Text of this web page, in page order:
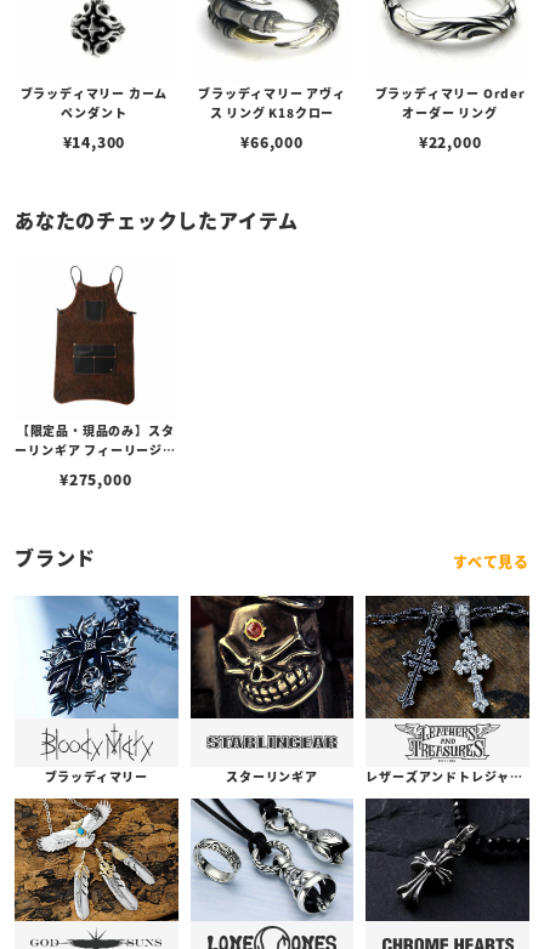
ブラッディマリー カーム
ペンダント
¥14,300
ブラッディマリー アヴィ
ス リング K18クロー
¥66,000
ブラッディマリー Order
オーダー リング
¥22,000
あなたのチェックしたアイテム
【限定品・現品のみ】スタ
ーリンギア フィーリージェ
ンビルフォールド w/スカ
¥275,000
ブランド すべて見る
ブラッディマリー スターリンギア レザーズアンドトレジャーズ